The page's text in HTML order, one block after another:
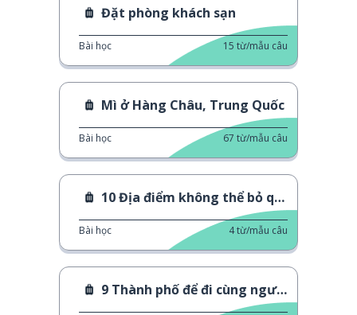
Đặt phòng khách sạn
Bài học 15 từ/mẫu câu
Mì ở Hàng Châu, Trung Quốc
Bài học 67 từ/mẫu câu
10 Địa điểm không thể bỏ qua ở Phúc Kiến
Bài học 4từ/mẫu câu
9 Thành phố để đi cùng người yêu